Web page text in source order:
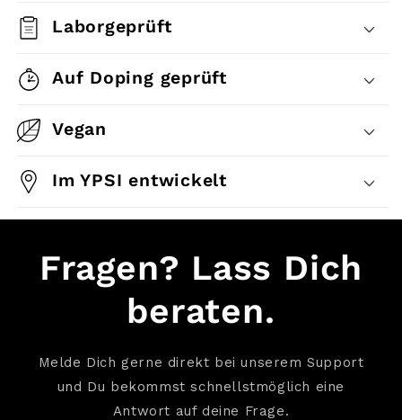
Laborgeprüft
Auf Doping geprüft
Vegan
Im YPSI entwickelt
Fragen? Lass Dich
beraten.
Melde Dich gerne direkt bei unserem Support
und Du bekommst schnellstmöglich eine
Antwort auf deine Frage.